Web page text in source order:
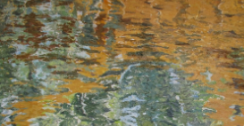
Paveikslai ant popieriaus
Parodos 2025